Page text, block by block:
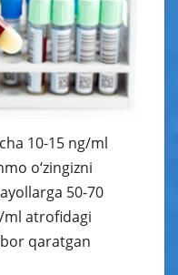
10-15 ng/ml
o‘zingizni
50-70
ml atrofidagi
qaratgan